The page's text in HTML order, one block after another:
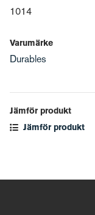
1014
Varumärke
Durables
Jämför produkt
Jämför produkt